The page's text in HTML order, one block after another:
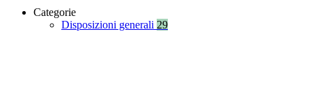
Categorie
Disposizioni generali 29